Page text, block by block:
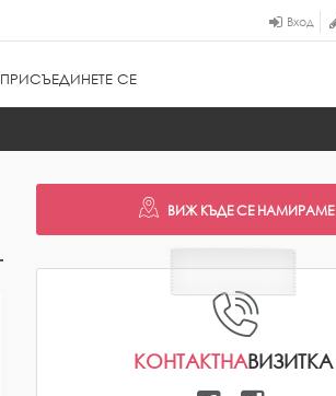
Вход
ПРИСЪЕДИНЕТЕ СЕ
КОНТАКТНАВИЗИТКА